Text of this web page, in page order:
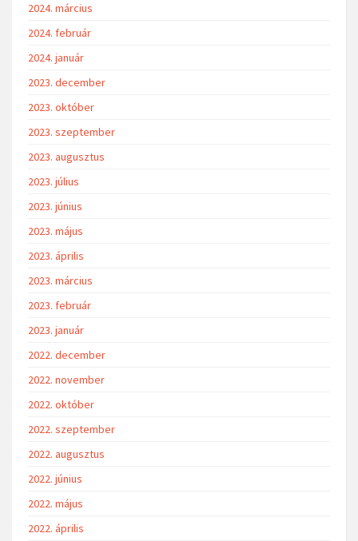
2024. március
2024. február
2024. január
2023. december
2023. október
2023. szeptember
2023. augusztus
2023. július
2023. június
2023. május
2023. április
2023. március
2023. február
2023. január
2022. december
2022. november
2022. október
2022. szeptember
2022. augusztus
2022. június
2022. május
2022. április